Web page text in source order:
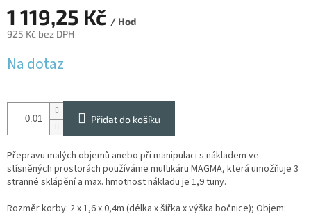
1 119,25 Kč / Hod
925 Kč bez DPH
cena:
Na dotaz
Přidat do košíku
Přepravu malých objemů anebo při manipulaci s nákladem ve
stísněných prostorách používáme multikáru MAGMA, která umožňuje 3
stranné sklápění a max. hmotnost nákladu je 1,9 tuny.
Rozměr korby: 2 x 1,6 x 0,4m (délka x šířka x výška bočnice); Objem: